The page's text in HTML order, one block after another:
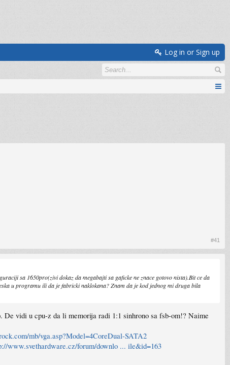
Log in or Sign up
#41
sa 1650pro(zivi dokaz da megabajti sa gaficke ne znace gotovo nista).Bit ce da
u programu ili da je fabricki naklokana? Znam da je kod jednog mi druga bila
vidi u cpu-z da li memorija radi 1:1 sinhrono sa fsb-om!? Naime
mb/vga.asp?Model=4CoreDual-SATA2
www.svethardware.cz/forum/downlo ... ile&id=163